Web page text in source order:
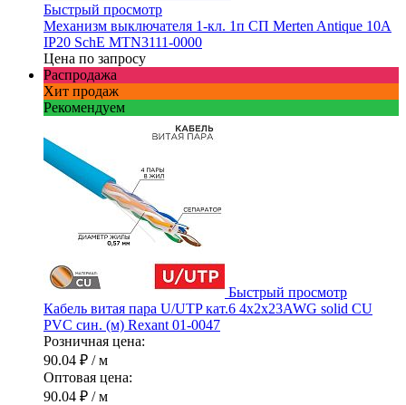
Быстрый просмотр
Механизм выключателя 1-кл. 1п СП Merten Antique 10А
IP20 SchE MTN3111-0000
Цена по запросу
Распродажа
Хит продаж
Рекомендуем
Быстрый просмотр
Кабель витая пара U/UTP кат.6 4х2х23AWG solid CU
PVC син. (м) Rexant 01-0047
Розничная цена:
90.04 ₽ / м
Оптовая цена:
90.04 ₽ / м